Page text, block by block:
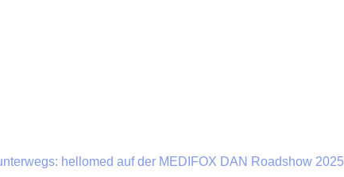
hellomed auf der MEDIFOX DAN Roadshow 2025